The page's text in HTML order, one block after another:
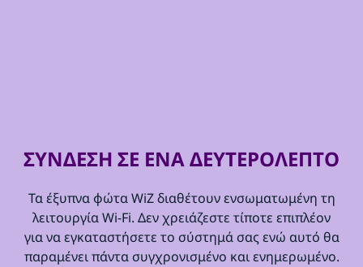
ΣΥΝΔΕΣΗ ΣΕ ΕΝΑ ΔΕΥΤΕΡΟΛΕΠΤΟ
Τα έξυπνα φώτα WiZ διαθέτουν ενσωματωμένη τη
λειτουργία Wi-Fi. Δεν χρειάζεστε τίποτε επιπλέον
για να εγκαταστήσετε το σύστημά σας ενώ αυτό θα
παραμένει πάντα συγχρονισμένο και ενημερωμένο.